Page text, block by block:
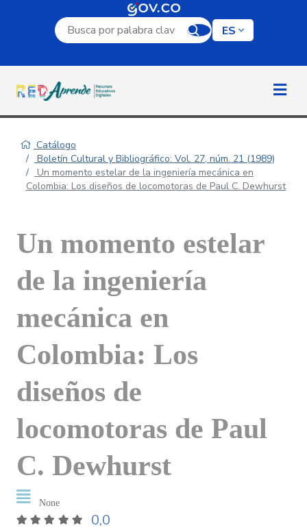
Campo de búsqueda por palabra clave
ES
Catálogo
Boletín Cultural y Bibliográfico: Vol. 27, núm. 21 (1989)
Un momento estelar de la ingeniería mecánica en
Colombia: Los diseños de locomotoras de Paul C. Dewhurst
Un momento estelar
de la ingeniería
mecánica en
Colombia: Los
diseños de
locomotoras de Paul
C. Dewhurst
None
0,0